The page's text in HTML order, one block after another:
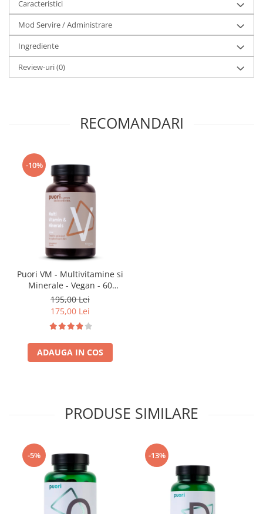
Caracteristici
Mod Servire / Administrare
Ingrediente
Review-uri(0)
RECOMANDARI
-10%
Puori VM - Multivitamine si
Minerale - Vegan - 60
capsule
195,00 Lei
175,00 Lei
ADAUGA IN COS
PRODUSE SIMILARE
-5% -13%